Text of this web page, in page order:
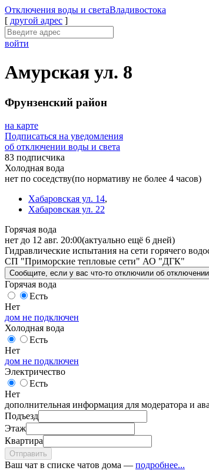
Отключения воды и светаВладивостока
[ другой адрес ]
войти
Амурская ул. 8
Фрунзенский район
на карте
Подписаться на уведомления
об отключении воды и света
83 подписчика
Холодная вода
нет по соседству(по нормативу не более 4 часов)
Хабаровская ул. 14,
Хабаровская ул. 22
Горячая вода
нет до 12 авг. 20:00(актуально ещё 6 дней)
Гидравлические испытания на сети горячего
СП "Приморские тепловые сети" АО "ДГК"
Сообщите , если у вас что-то отключили об отключении
Горячая вода
Есть
Нет
дом не подключен
Холодная вода
Есть
Нет
дом не подключен
Электричество
Есть
Нет
дополнительная информация для модератора и
Подъезд
Этаж
Квартира
Отправить
Ваш чат в списке чатов дома — подробнее...